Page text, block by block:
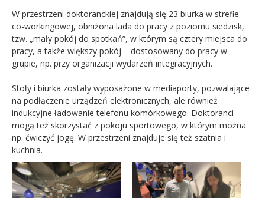
W przestrzeni doktoranckiej znajdują się 23 biurka w strefie
co-workingowej, obniżona lada do pracy z poziomu siedzisk,
tzw. „mały pokój do spotkań”, w którym są cztery miejsca do
pracy, a także większy pokój – dostosowany do pracy w
grupie, np. przy organizacji wydarzeń integracyjnych.
Stoły i biurka zostały wyposażone w mediaporty, pozwalające
na podłączenie urządzeń elektronicznych, ale również
indukcyjne ładowanie telefonu komórkowego. Doktoranci
mogą też skorzystać z pokoju sportowego, w którym można
np. ćwiczyć jogę. W przestrzeni znajduje się też szatnia i
kuchnia.